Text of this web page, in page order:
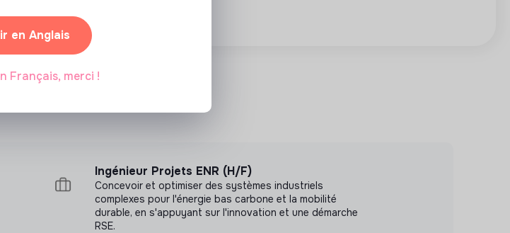
de l’employeur,
la Croix-RougePartenariat sponsorisé
Ingénieur Projets ENR (H/F)
Concevoir et optimiser des systèmes industriels
complexes pour l'énergie bas carbone et la mobilité
durable, en s'appuyant sur l'innovation et une démarche
RSE.
en Anglais
Français, merci !